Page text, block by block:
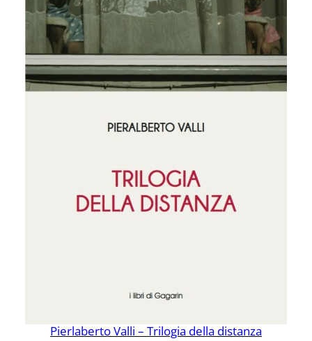
Pierlaberto Valli – Trilogia della distanza